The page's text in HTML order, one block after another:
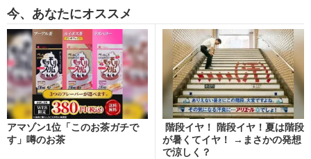
今、あなたにオススメ
アマゾン1位「このお茶ガチで
す」噂のお茶
階段イヤ！ 階段イヤ！夏は階段
が暑くてイヤ！ →まさかの発想
で涼しく？